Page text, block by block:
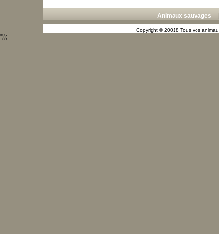
Animaux sauvages
Copyright © 20018 Tous vos
"));